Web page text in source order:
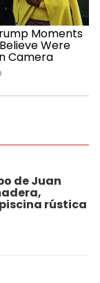
de Juan
rústica